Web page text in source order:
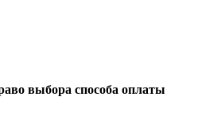
выбора способа оплаты